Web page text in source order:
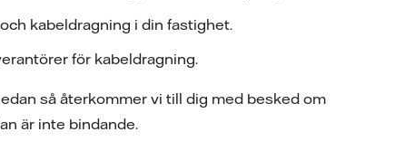
kabeldragning i din fastighet.
för kabeldragning.
så återkommer vi till dig med besked om
är inte bindande.